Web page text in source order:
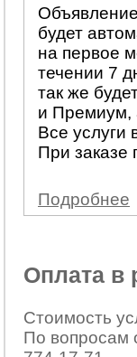
будет
на первое
течении 7
так же
и Премиум,
Все услуги
При заказе
Подробнее
Оплата в
Стоимость
По вопросам